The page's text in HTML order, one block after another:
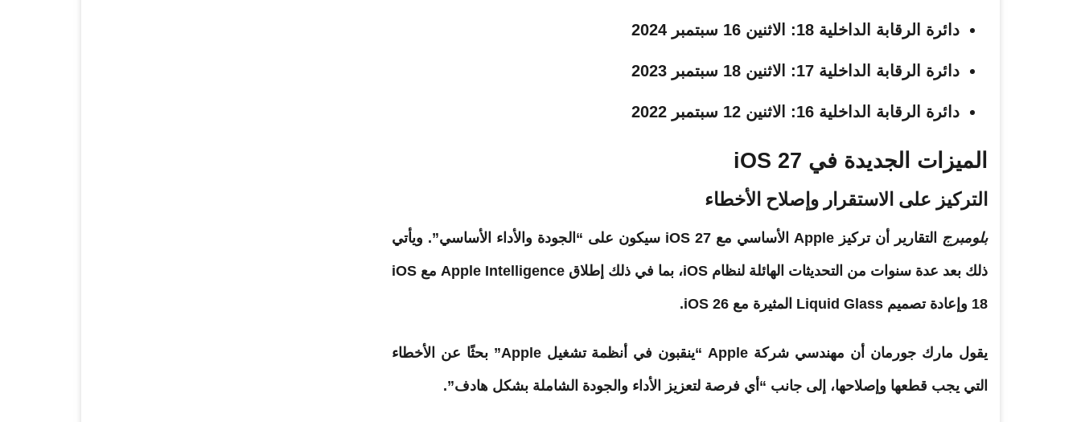
دائرة الرقابة الداخلية 18 : الاثنين 16 سبتمبر 2024
دائرة الرقابة الداخلية 17 : الاثنين 18 سبتمبر 2023
دائرة الرقابة الداخلية 16 : الاثنين 12 سبتمبر 2022
الميزات الجديدة في iOS 27
التركيز على الاستقرار وإصلاح الأخطاء
بلومبرج التقارير أن تركيز Apple الأساسي مع iOS 27 سيكون على “الجودة والأداء الأساسي”. ويأتي
ذلك بعد عدة سنوات من التحديثات الهائلة لنظام iOS، بما في ذلك إطلاق Apple Intelligence مع iOS
18 وإعادة تصميم Liquid Glass المثيرة مع iOS 26.
يقول مارك جورمان أن مهندسي شركة Apple “ينقبون في أنظمة تشغيل Apple” بحثًا عن الأخطاء
التي يجب قطعها وإصلاحها، إلى جانب “أي فرصة لتعزيز الأداء والجودة الشاملة بشكل هادف”.